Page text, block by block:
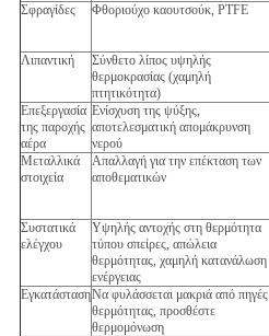
Σφραγίδες
Φθοριούχο καουτσούκ, PTFE
Λιπαντική
Σύνθετο λίπος υψηλής
θερμοκρασίας (χαμηλή
πτητικότητα)
Επεξεργασία
της παροχής
αέρα
Ενίσχυση της ψύξης,
αποτελεσματική απομάκρυνση
νερού
Μεταλλικά
στοιχεία
Απαλλαγή για την επέκταση των
αποθεματικών
Συστατικά
ελέγχου
Υψηλής αντοχής στη θερμότητα
τύπου σπείρες, απώλεια
θερμότητας, χαμηλή κατανάλωση
ενέργειας
ΕγκατάστασηΝα φυλάσσεται μακριά από πηγές
θερμότητας, προσθέστε
θερμομόνωση